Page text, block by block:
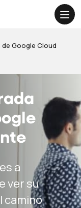
Google Cloud
a
ver su
camino